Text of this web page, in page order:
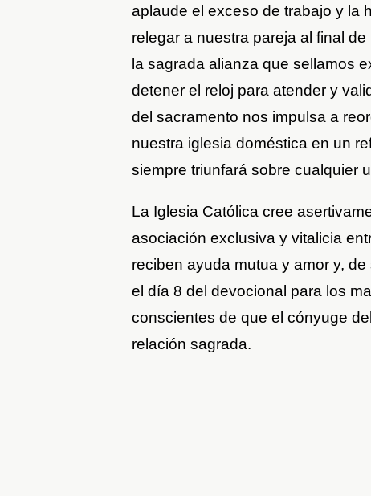
aplaude el exceso de trabajo y la
relegar a nuestra pareja al final
la sagrada alianza que sellamos
detener el reloj para atender y
del sacramento nos impulsa a
nuestra iglesia doméstica en un
siempre triunfará sobre cualquier
La Iglesia Católica cree
asociación exclusiva y vitalicia
reciben ayuda mutua y amor y,
el día 8 del devocional para los
conscientes de que el cónyuge
relación sagrada.